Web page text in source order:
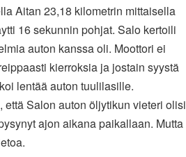
Aitan 23,18 kilometrin mittaisella
16 sekunnin pohjat. Salo kertoili
auton kanssa oli. Moottori ei
kierroksia ja jostain syystä
lentää auton tuulilasille.
Salon auton öljytikun vieteri olisi
ajon aikana paikallaan. Mutta